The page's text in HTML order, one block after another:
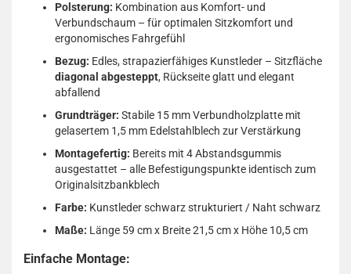
Polsterung: Kombination aus Komfort- und
Verbundschaum – für optimalen Sitzkomfort und
ergonomisches Fahrgefühl
Bezug: Edles, strapazierfähiges Kunstleder – Sitzfläche
diagonal abgesteppt, Rückseite glatt und elegant
abfallend
Grundträger: Stabile 15 mm Verbundholzplatte mit
gelasertem 1,5 mm Edelstahlblech zur Verstärkung
Montagefertig: Bereits mit 4 Abstandsgummis
ausgestattet – alle Befestigungspunkte identisch zum
Originalsitzbankblech
Farbe: Kunstleder schwarz strukturiert / Naht schwarz
Maße: Länge 59 cm x Breite 21,5 cm x Höhe 10,5 cm
Einfache Montage: